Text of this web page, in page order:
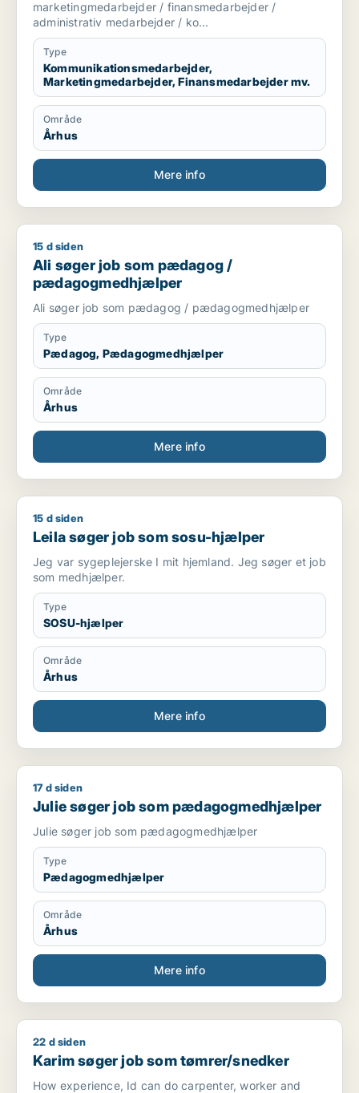
medarbejder / kontorassistent
marketingmedarbejder / finansmedarbejder /
administrativ medarbejder / ko...
Type
Kommunikationsmedarbejder,
Marketingmedarbejder, Finansmedarbejder mv.
Område
Århus
Mere info
Ali søger job som pædagog / pædagogmedhjælper
15 d siden
Ali søger job som pædagog /
pædagogmedhjælper
Ali søger job som pædagog / pædagogmedhjælper
Type
Pædagog, Pædagogmedhjælper
Område
Århus
Mere info
Leila søger job som sosu-hjælper
15 d siden
Leila søger job som sosu-hjælper
Jeg var sygeplejerske I mit hjemland. Jeg søger et job
som medhjælper.
Type
SOSU-hjælper
Område
Århus
Mere info
Julie søger job som pædagogmedhjælper
17 d siden
Julie søger job som pædagogmedhjælper
Julie søger job som pædagogmedhjælper
Type
Pædagogmedhjælper
Område
Århus
Mere info
Karim søger job som tømrer/snedker
22 d siden
Karim søger job som tømrer/snedker
How experience, Id can do carpenter, worker and